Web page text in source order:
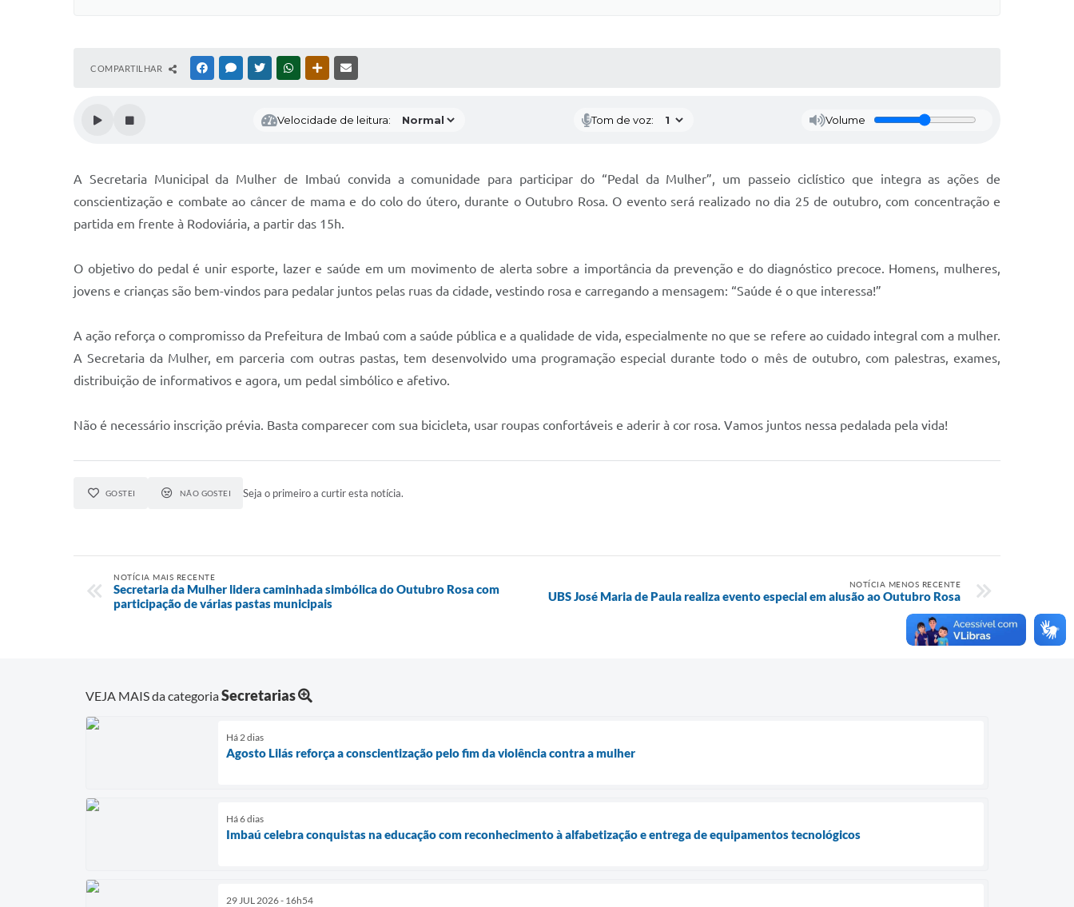
COMPARTILHAR FACEBOOKMESSENGER
TWITTERWHATSAPPOUTRAS MÍDIAS
Velocidade de leitura: Tom de voz: Volume
A Secretaria Municipal da Mulher de Imbaú convida a comunidade para participar do “Pedal da Mulher”, um passeio ciclístico que integra as ações de
conscientização e combate ao câncer de mama e do colo do útero, durante o Outubro Rosa. O evento será realizado no dia 25 de outubro, com concentração e
partida em frente à Rodoviária, a partir das 15h.
O objetivo do pedal é unir esporte, lazer e saúde em um movimento de alerta sobre a importância da prevenção e do diagnóstico precoce. Homens, mulheres,
jovens e crianças são bem-vindos para pedalar juntos pelas ruas da cidade, vestindo rosa e carregando a mensagem: “Saúde é o que interessa!”
A ação reforça o compromisso da Prefeitura de Imbaú com a saúde pública e a qualidade de vida, especialmente no que se refere ao cuidado integral com a mulher.
A Secretaria da Mulher, em parceria com outras pastas, tem desenvolvido uma programação especial durante todo o mês de outubro, com palestras, exames,
distribuição de informativos e agora, um pedal simbólico e afetivo.
Não é necessário inscrição prévia. Basta comparecer com sua bicicleta, usar roupas confortáveis e aderir à cor rosa. Vamos juntos nessa pedalada pela vida!
GOSTEI NÃO GOSTEI Seja o primeiro a curtir esta notícia.
NOTÍCIA MAIS RECENTE
Secretaria da Mulher lidera caminhada simbólica do Outubro Rosa com
participação de várias pastas municipais
NOTÍCIA MENOS RECENTE
UBS José Maria de Paula realiza evento especial em alusão ao Outubro Rosa
VEJA MAIS da categoriaSecretarias
Há 2 dias
Agosto Lilás reforça a conscientização pelo fim da violência contra a mulher
Há 6 dias
Imbaú celebra conquistas na educação com reconhecimento à alfabetização e entrega de equipamentos tecnológicos
29 JUL 2026 - 16h54